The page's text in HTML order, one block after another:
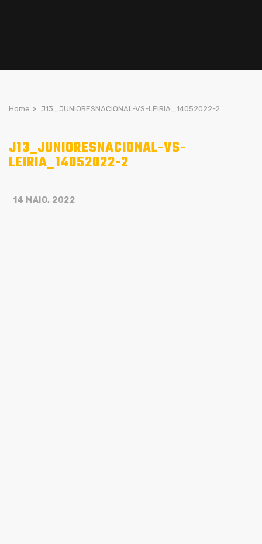
Home > J13_JUNIORESNACIONAL-VS-LEIRIA_14052022-2
J13_JUNIORESNACIONAL-VS-
LEIRIA_14052022-2
14 MAIO, 2022